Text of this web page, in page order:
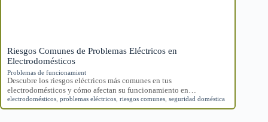
Riesgos Comunes de Problemas Eléctricos en
Electrodomésticos
Problemas de funcionamient
Descubre los riesgos eléctricos más comunes en tus
electrodomésticos y cómo afectan su funcionamiento en…
electrodomésticos problemas eléctricos riesgos comunes seguridad doméstica